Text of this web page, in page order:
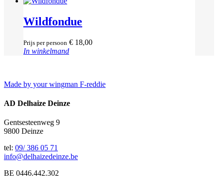
Wildfondue
Prijs per persoon € 18,00
In winkelmand
Made by your wingman F-reddie
AD Delhaize Deinze
Gentsesteenweg 9
9800 Deinze
tel: 09/ 386 05 71
info@delhaizedeinze.be
BE 0446.442.302